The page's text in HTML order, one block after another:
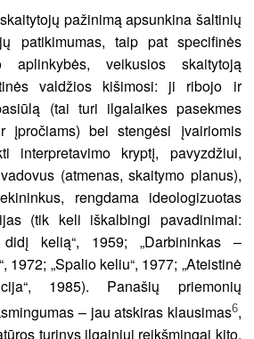
pažinimą apsunkina šaltinių
patikimumas, taip pat specifinės
aplinkybės, veikusios skaitytoją
valdžios kišimosi: ji ribojo ir
(tai turi ilgalaikes pasekmes
įpročiams) bei stengėsi įvairiomis
interpretavimo kryptį, pavyzdžiui,
(atmenas, skaitymo planus),
rengdama ideologizuotas
(tik keli iškalbingi pavadinimai:
kelią“, 1959; „Darbininkas –
1972; „Spalio keliu“, 1977; „Ateistinė
1985). Panašių priemonių
– jau atskiras klausimas6,
turinys ilgainiui reikšmingai kito,